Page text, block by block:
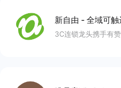
新自由 - 全域可
3C连锁龙头携手有